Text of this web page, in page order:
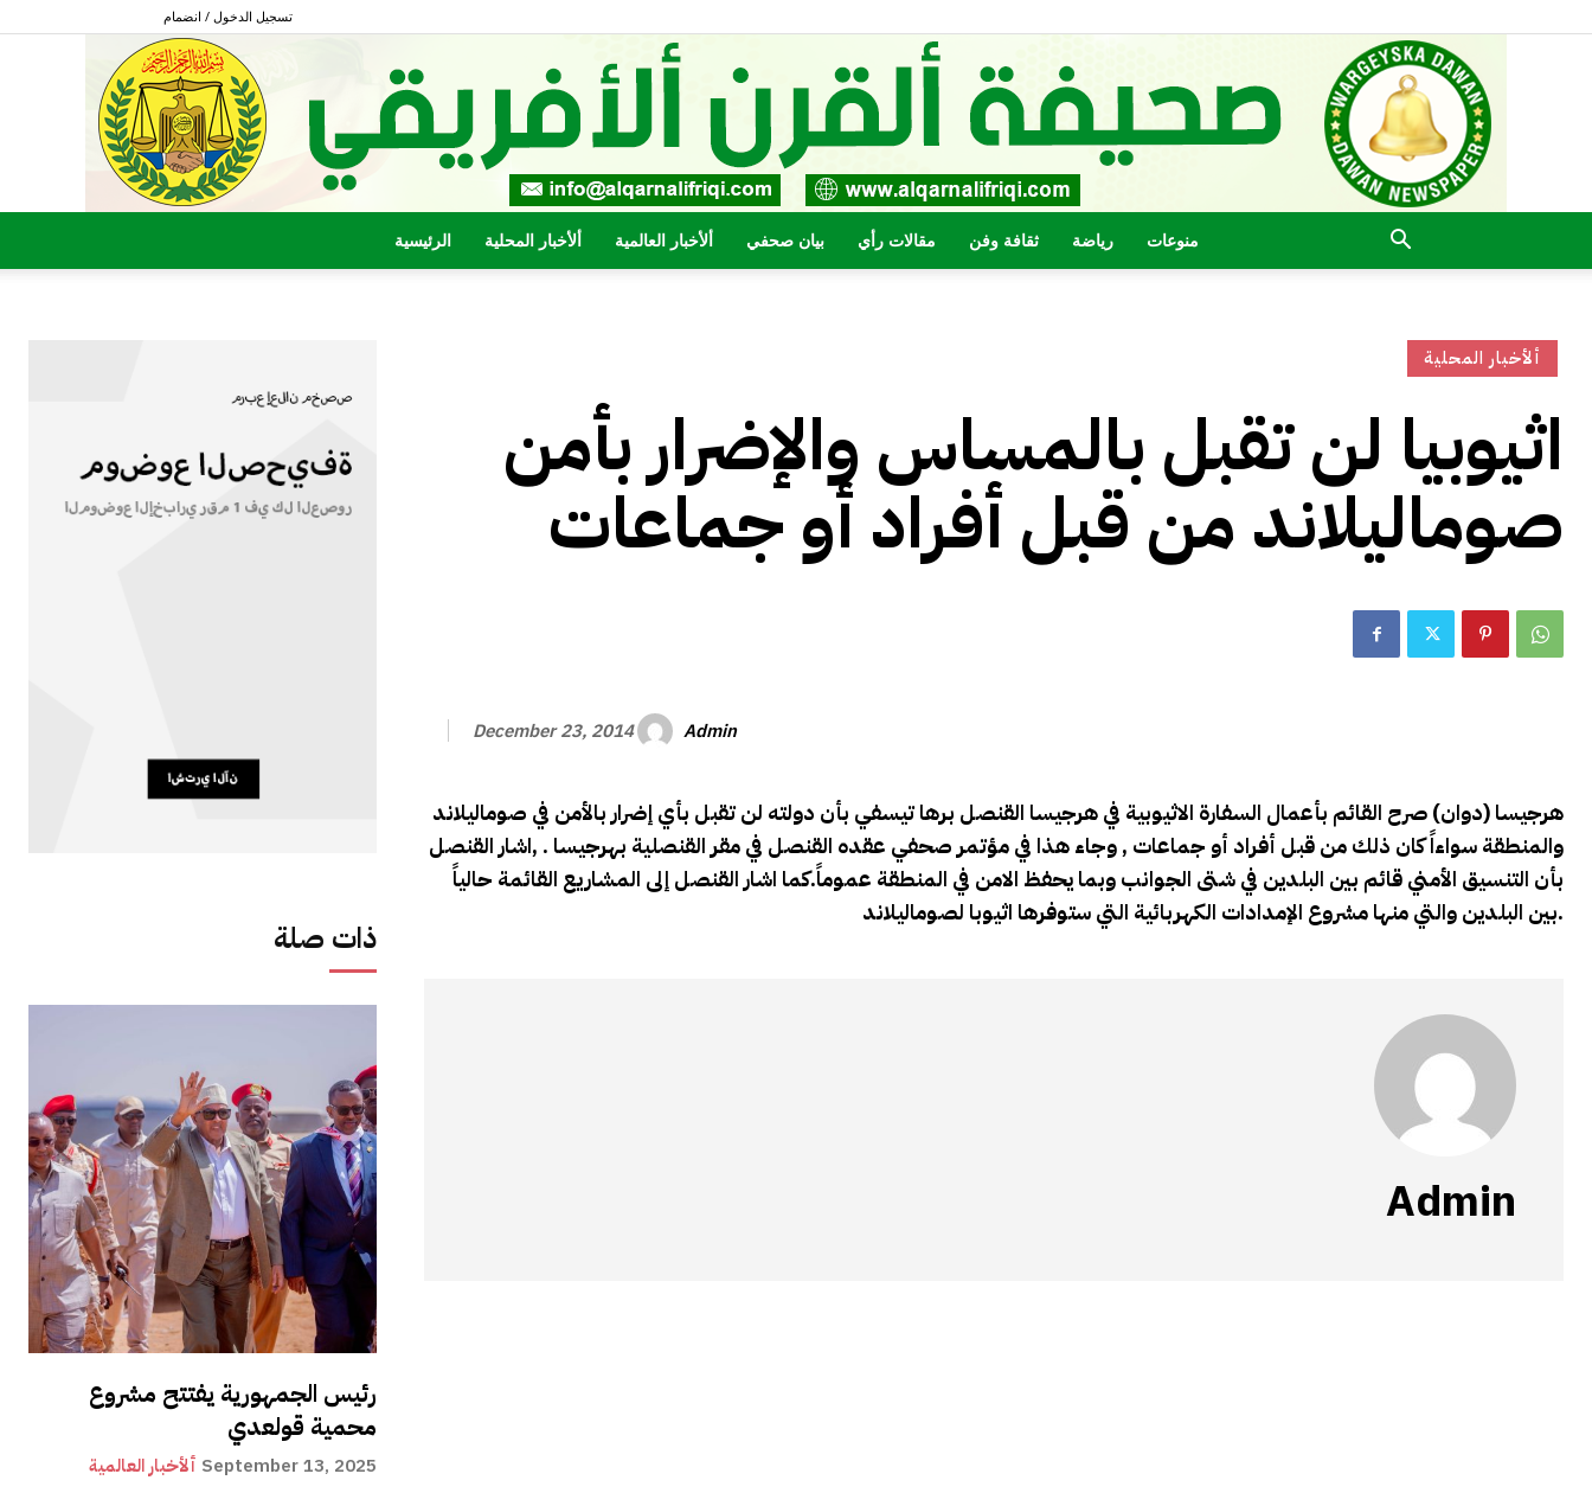
تسجيل الدخول / انضمام
القرن
الرئيسية ألأخبار المحلية ألأخبار العالمية بيان صحفي مقالات رأي ثقافة وفن رياضة منوعات
ذات صلة
رئيس الجمهورية يفتتح مشروع
محمية قولعدي
ألأخبار العالمية September 13, 2025
ألأخبار المحلية
اثيوبيا لن تقبل بالمساس والإضرار بأمن
صوماليلاند من قبل أفراد أو جماعات
December 23, 2014 Admin
هرجيسا (دوان) صرح القائم بأعمال السفارة الاثيوبية في هرجيسا القنصل برها تيسفي بأن دولته لن تقبل بأي إضرار بالأمن في صوماليلاند
والمنطقة سواءاً كان ذلك من قبل أفراد أو جماعات , وجاء هذا في مؤتمر صحفي عقده القنصل في مقر القنصلية بهرجيسا . ,اشار القنصل
بأن التنسيق الأمني قائم بين البلدين في شتى الجوانب وبما يحفظ الامن في المنطقة عموماً.كما اشار القنصل إلى المشاريع القائمة حالياً
بين البلدين والتي منها مشروع الإمدادات الكهربائية التي ستوفرها اثيوبا لصوماليلاند.
Admin